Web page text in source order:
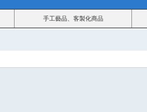
手工藝品、客製化商品